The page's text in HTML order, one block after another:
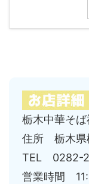
栃木中華そ
住所 栃木県
TEL 0282-
営業時間